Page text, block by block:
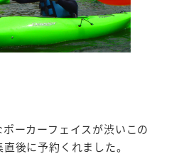
ーカーフェイスが渋いこの
後に予約くれました。